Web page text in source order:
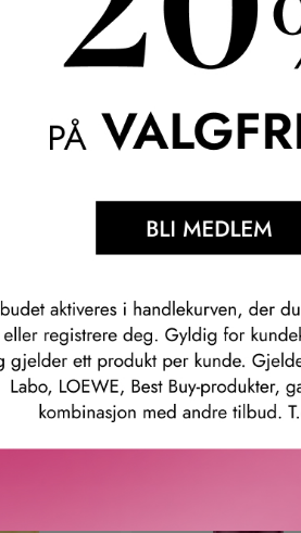
2 VARIANTER
ABSOLU
KR
GOLDFIELD &
ROSE MAGNITUDE
ML
2 860KR